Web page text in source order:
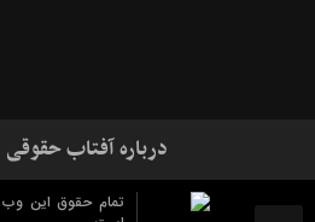
درباره آفتاب حقوقی
تمام حقوق این